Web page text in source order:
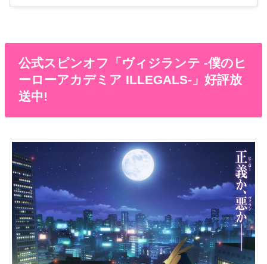
公式スピンオフ「ヴィジランテ -僕のヒ
ーローアカデミア ILLEGALS-」好評放
送中!